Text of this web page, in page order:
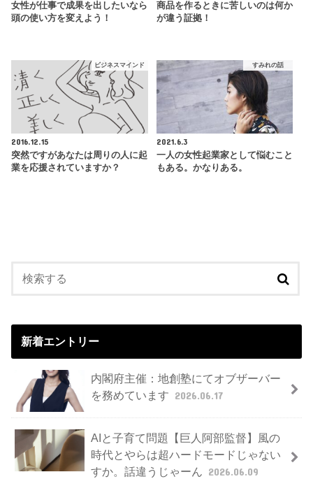
女性が仕事で成果を出したいなら
頭の使い方を変えよう！
商品を作るときに苦しいのは何か
が違う証拠！
ビジネスマインド
2016.12.15
突然ですがあなたは周りの人に起
業を応援されていますか？
すみれの話
2021.6.3
一人の女性起業家として悩むこと
もある。かなりある。
新着エントリー
内閣府主催：地創塾にてオブザーバー
を務めています 2026.06.17
AIと子育て問題【巨人阿部監督】風の
時代とやらは超ハードモードじゃない
すか。話違うじゃーん 2026.06.09